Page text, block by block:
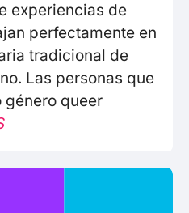
experiencias de
perfectamente en
tradicional de
Las personas que
queer